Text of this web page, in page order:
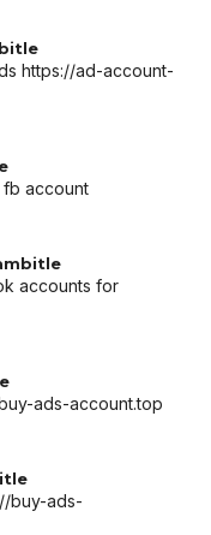
https://ad-account-
account
accounts for
ads-account.top
buy-ads-